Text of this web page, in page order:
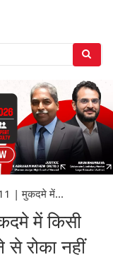
| मुकदमे में...
में किसी
से रोका नहीं